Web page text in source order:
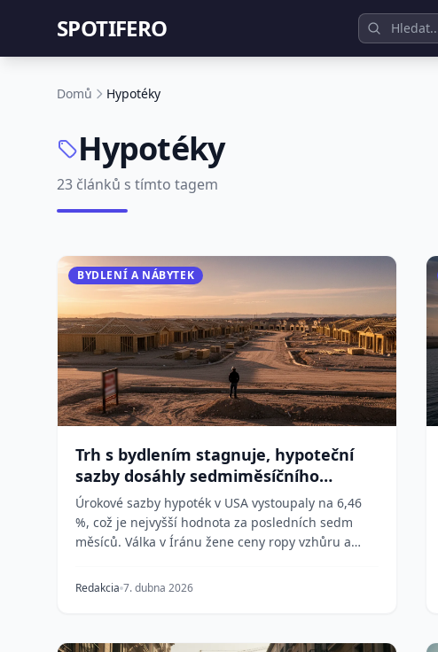
SPOTIFERO
Domů Hypotéky
Hypotéky
23 článků s tímto tagem
BYDLENÍ A NÁBYTEK
Trh s bydlením stagnuje, hypoteční
sazby dosáhly sedmiměsíčního
maxima
Úrokové sazby hypoték v USA vystoupaly na 6,46
%, což je nejvyšší hodnota za posledních sedm
měsíců. Válka v Íránu žene ceny ropy vzhůru a
Redakcia 7. dubna 2026